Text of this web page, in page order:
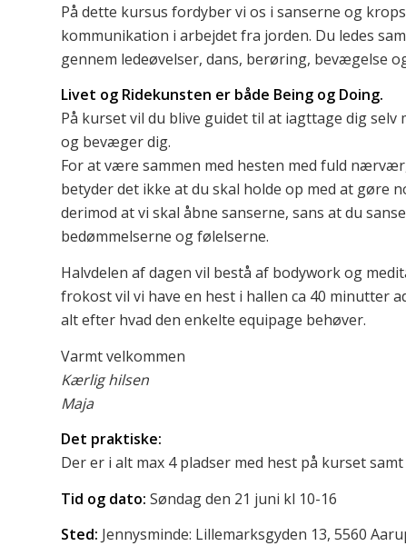
På dette kursus fordyber vi os i sanserne og
kommunikation i arbejdet fra jorden. Du ledes
gennem ledeøvelser, dans, berøring, bevægelse
Livet og Ridekunsten er både Being og Doing.
På kurset vil du blive guidet til at iagttage dig selv
og bevæger dig.
For at være sammen med hesten med fuld
betyder det ikke at du skal holde op med at gøre
derimod at vi skal åbne sanserne, sans at du
bedømmelserne og følelserne.
Halvdelen af dagen vil bestå af bodywork og
frokost vil vi have en hest i hallen ca 40 minutter
alt efter hvad den enkelte equipage behøver.
Varmt velkommen
Kærlig hilsen
Maja
Det praktiske:
Der er i alt max 4 pladser med hest på kurset
Tid og dato: Søndag den 21 juni kl 10-16
Sted: Jennysminde: Lillemarksgyden 13, 5560